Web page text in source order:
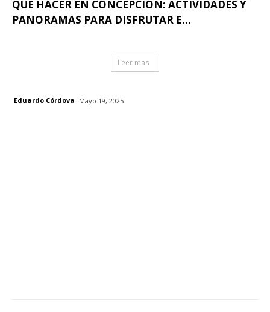
QUÉ HACER EN CONCEPCIÓN: ACTIVIDADES Y
PANORAMAS PARA DISFRUTAR E...
Leer mas
Eduardo Córdova Mayo 19, 2025